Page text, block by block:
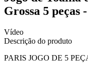
Grossa 5 peças
Vídeo
Descrição do produto
PARIS JOGO DE 5